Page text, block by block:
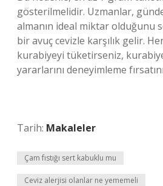
gösterilmelidir. Uzmanlar,
almanın ideal miktar olduğunu
bir avuç cevizle karşılık gelir.
kurabiyeyi tüketirseniz,
yararlarını deneyimleme
Tarih: Makaleler
Çam fıstığı sert kabuklu mu
Ceviz alerjisi olanlar ne yememeli